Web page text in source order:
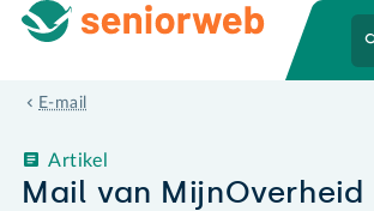
E-mail
Mail van MijnOverheid
Artikel